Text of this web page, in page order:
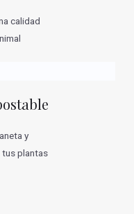
calidad
y
plantas